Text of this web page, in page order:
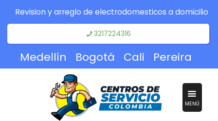
Revision y arreglo de electrodomesticos a domicilio
3217224316
Medellín Bogotá Cali Pereira
MENÚ